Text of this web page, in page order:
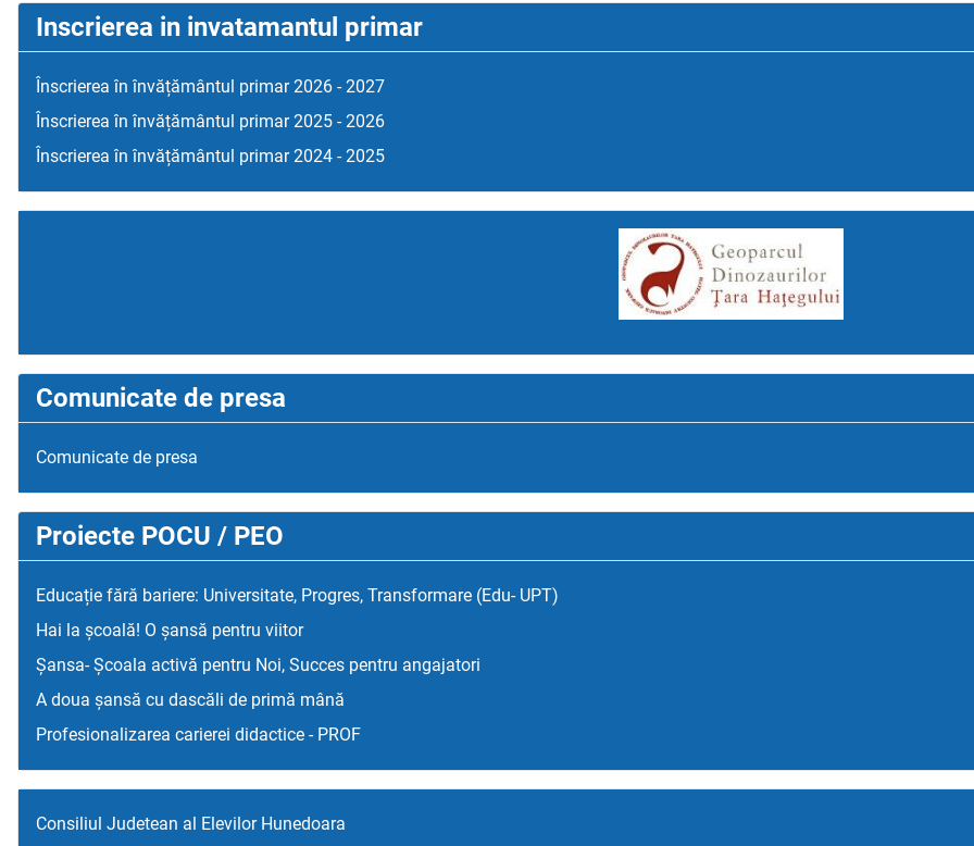
Inscrierea in invatamantul primar
Înscrierea în învățământul primar 2026 - 2027
Înscrierea în învățământul primar 2025 - 2026
Înscrierea în învățământul primar 2024 - 2025
Comunicate de presa
Comunicate de presa
Proiecte POCU / PEO
Educație fără bariere: Universitate, Progres, Transformare (Edu- UPT)
Hai la școală! O șansă pentru viitor
Șansa- Școala activă pentru Noi, Succes pentru angajatori
A doua șansă cu dascăli de primă mână
Profesionalizarea carierei didactice - PROF
Consiliul Judetean al Elevilor Hunedoara